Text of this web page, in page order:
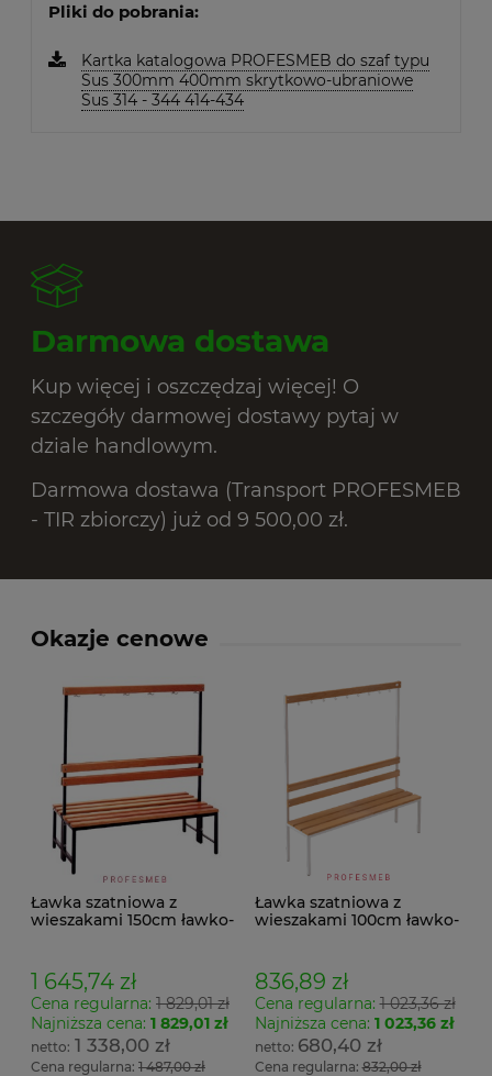
Pliki do pobrania:
Kartka katalogowa PROFESMEB do szaf typu
Sus 300mm 400mm skrytkowo-ubraniowe
Sus 314 - 344 414-434
Darmowa dostawa
Kup więcej i oszczędzaj więcej! O
szczegóły darmowej dostawy pytaj w
dziale handlowym.
Darmowa dostawa (Transport PROFESMEB
- TIR zbiorczy) już od 9 500,00 zł.
Okazje cenowe
Ławka szatniowa z
wieszakami 150cm ławko-
1 645,74 zł
Cena regularna: 1 829,01 zł
Najniższa cena: 1 829,01 zł
1 338,00 zł
Cena regularna: 1 487,00 zł
Ławka szatniowa z
wieszakami 100cm ławko-
836,89 zł
Cena regularna:1 023,36 zł
Najniższa cena: 1 023,36 zł
680,40 zł
Cena regularna:832,00 zł